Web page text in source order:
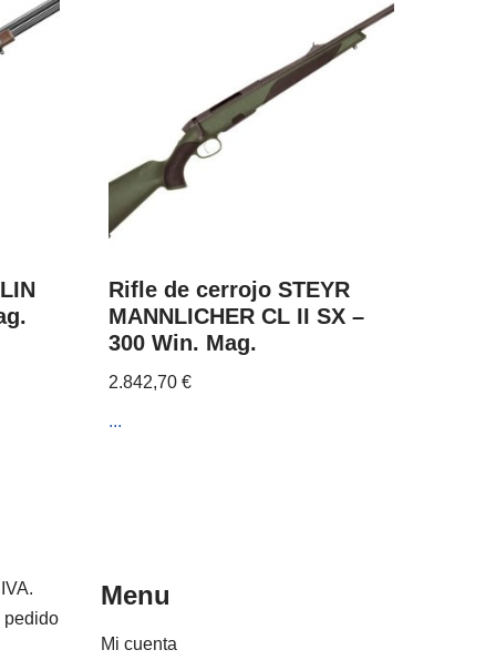
Rifle de cerrojo STEYR
MANNLICHER CL II SX –
300 Win. Mag.
2.842,70€
...
pedido
Menu
Mi cuenta